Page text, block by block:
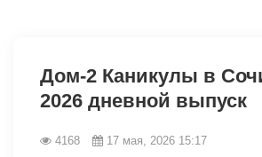
Дом-2 Каникулы в
2026 дневной выпуск
4168 17 мая, 2026 15:17